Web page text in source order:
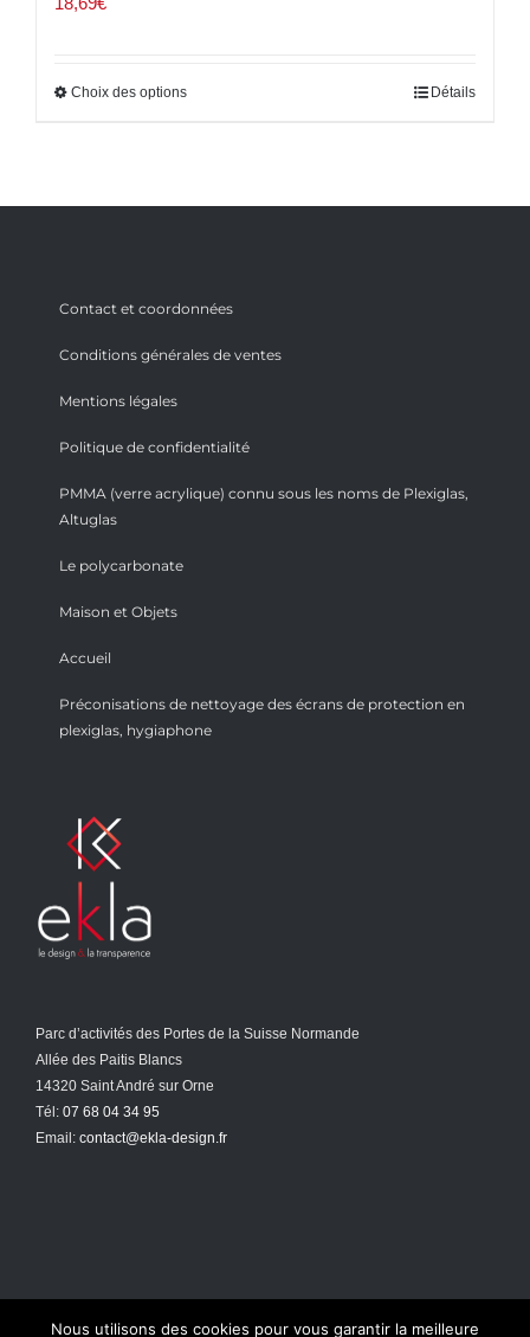
Choix des options Détails
Contact et coordonnées
Conditions générales de ventes
Mentions légales
Politique de confidentialité
PMMA (verre acrylique) connu sous les noms de Plexiglas,
Altuglas
Le polycarbonate
Maison et Objets
Accueil
Préconisations de nettoyage des écrans de protection en
plexiglas, hygiaphone
Parc d’activités des Portes de la Suisse Normande
Allée des Paitis Blancs
14320 Saint André sur Orne
Tél: 07 68 04 34 95
Email: contact@ekla-design.fr
Nous utilisons des cookies pour vous garantir la meilleure